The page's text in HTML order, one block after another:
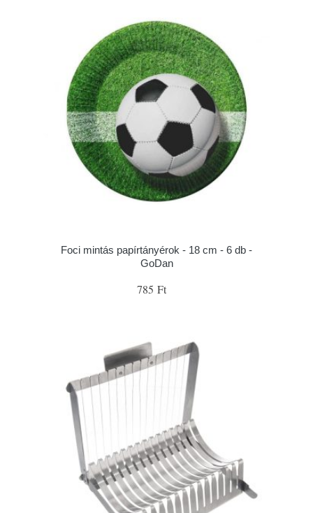
Foci mintás papírtányérok - 18 cm - 6 db -
GoDan
785 Ft